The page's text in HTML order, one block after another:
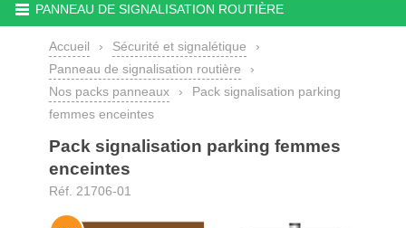
PANNEAU DE SIGNALISATION ROUTIÈRE
Accueil › Sécurité et signalétique
›
Panneau de signalisation routière
›
Nos packs panneaux
›
Pack signalisation parking
femmes enceintes
Pack signalisation parking femmes
enceintes
Réf. 21706-01